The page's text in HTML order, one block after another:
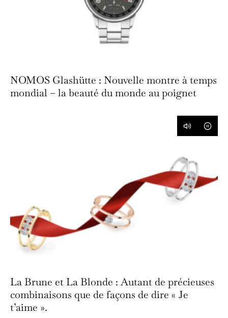
NOMOS Glashütte : Nouvelle montre à temps
mondial – la beauté du monde au poignet
La Brune et La Blonde : Autant de précieuses
combinaisons que de façons de dire « Je
t’aime ».